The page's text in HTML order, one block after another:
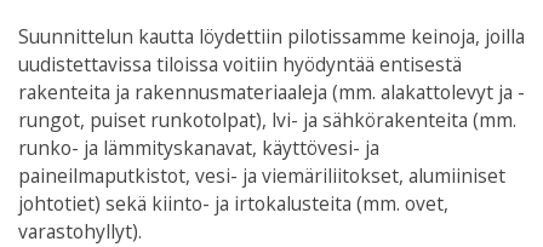
Suunnittelun kautta löydettiin pilotissamme keinoja, joilla
uudistettavissa tiloissa voitiin hyödyntää entisestä
rakenteita ja rakennusmateriaaleja (mm. alakattolevyt ja -
rungot, puiset runkotolpat), lvi- ja sähkörakenteita (mm.
runko- ja lämmityskanavat, käyttövesi- ja
paineilmaputkistot, vesi- ja viemäriliitokset, alumiiniset
johtotiet) sekä kiinto- ja irtokalusteita (mm. ovet,
varastohyllyt).